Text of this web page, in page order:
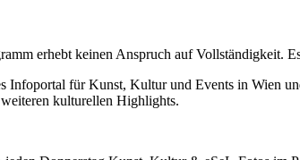
erhebt keinen Anspruch auf Vollständigkeit.
Infoportal für Kunst, Kultur und Events in Wien
kulturellen Highlights.